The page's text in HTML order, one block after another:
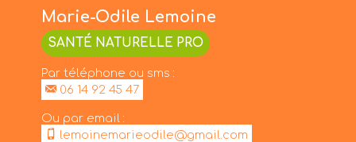
Marie-Odile Lemoine
SANTÉ NATURELLE PRO
Par téléphone ou sms :
06 14 92 45 47
Ou par email :
lemoinemarieodile@gmail.com